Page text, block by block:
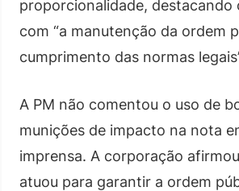
proporcionalidade, destacando
com “a manutenção da ordem
cumprimento das normas
A PM não comentou o uso de
munições de impacto na nota
imprensa. A corporação
atuou para garantir a ordem